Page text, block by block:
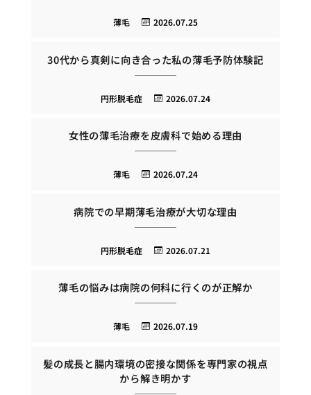
2026.07.25
薄毛
30代から真剣に向き合った私の薄毛予防体験記
2026.07.24
円形脱毛症
女性の薄毛治療を皮膚科で始める理由
2026.07.24
薄毛
病院での早期薄毛治療が大切な理由
2026.07.21
円形脱毛症
薄毛の悩みは病院の何科に行くのが正解か
2026.07.19
薄毛
髪の成長と腸内環境の密接な関係を専門家の視点
から解き明かす